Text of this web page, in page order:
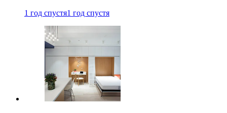
1 год спустя1 год спустя